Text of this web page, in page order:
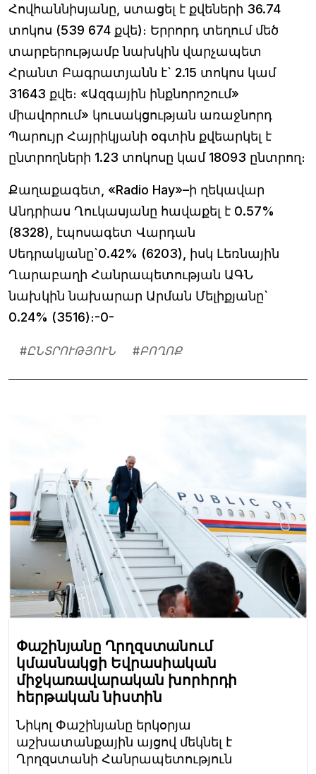
Հովհաննիսյանը, ստացել է քվեների 36.74
տոկոս (539 674 քվե)։ Երրորդ տեղում մեծ
տարբերությամբ նախկին վարչապետ
Հրանտ Բագրատյանն է` 2.15 տոկոս կամ
31643 քվե։ «Ազգային ինքնորոշում»
միավորում» կուսակցության առաջնորդ
Պարույր Հայրիկյանի օգտին քվեարկել է
ընտրողների 1.23 տոկոսը կամ 18093 ընտրող։
Քաղաքագետ, «Radio Hay»–ի ղեկավար
Անդրիաս Ղուկասյանը հավաքել է 0.57%
(8328), էպոսագետ Վարդան
Սեդրակյանը`0.42% (6203), իսկ Լեռնային
Ղարաբաղի Հանրապետության ԱԳՆ
նախկին նախարար Արման Մելիքյանը`
0.24% (3516)։-0-
#ԸՆՏՐՈՒԹՅՈՒՆ #ԲՈՂՈՔ
Փաշինյանը Ղրղզստանում
կմասնակցի Եվրասիական
միջկառավարական խորհրդի
հերթական նիստին
Նիկոլ Փաշինյանը երկօրյա
աշխատանքային այցով մեկնել է
Ղրղզստանի Հանրապետություն